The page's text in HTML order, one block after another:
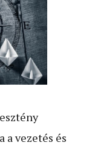
vezetés és